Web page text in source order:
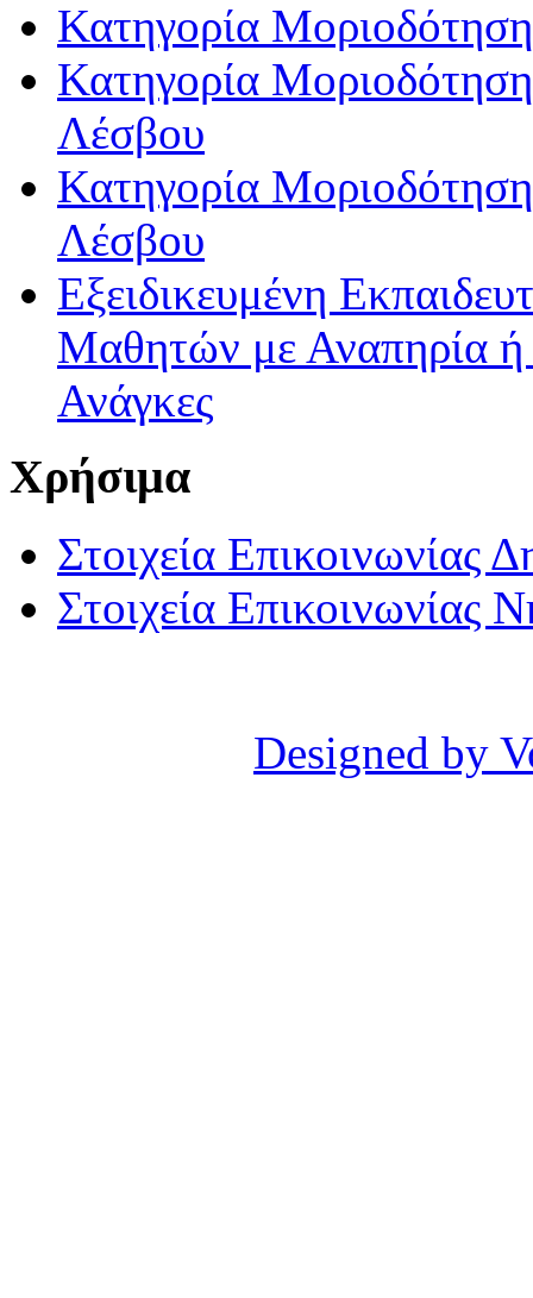
Κατηγορία
Κατηγορία
Λέσβου
Κατηγορία
Λέσβου
Εξειδικευμένη
Μαθητών με Αναπηρία ή /
Ανάγκες
Χρήσιμα
Στοιχεία Επικοινωνίας
Στοιχεία Επικοινωνίας
Designed by